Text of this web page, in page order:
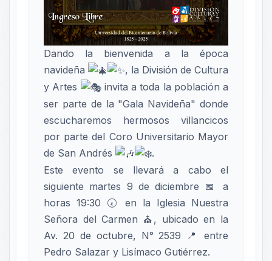
Dando la bienvenida a la época
navideña
, la División de Cultura
y Artes
invita a toda la población a
ser parte de la "Gala Navideña" donde
escucharemos hermosos villancicos
por parte del Coro Universitario Mayor
de San Andrés
.
Este evento se llevará a cabo el
siguiente martes 9 de diciembre 📅 a
horas 19:30 🕢 en la Iglesia Nuestra
Señora del Carmen ⛪, ubicado en la
Av. 20 de octubre, N° 2539 📍 entre
Pedro Salazar y Lisímaco Gutiérrez.